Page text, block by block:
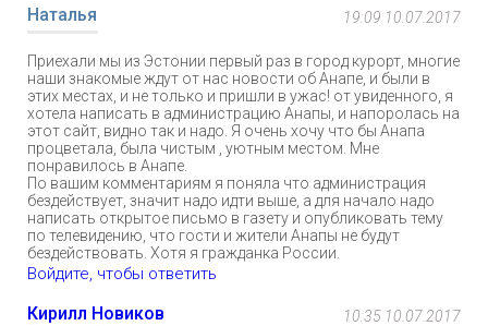
Наталья 19:09 10.07.2017
Приехали мы из Эстонии первый раз в город курорт, многие
наши знакомые ждут от нас новости об Анапе, и были в
этих местах, и не только и пришли в ужас! от увиденного, я
хотела написать в администрацию Анапы, и напоролась на
этот сайт, видно так и надо. Я очень хочу что бы Анапа
процветала, была чистым , уютным местом. Мне
понравилось в Анапе.
По вашим комментариям я поняла что администрация
бездействует, значит надо идти выше, а для начало надо
написать открытое письмо в газету и опубликовать тему
по телевидению, что гости и жители Анапы не будут
бездействовать. Хотя я гражданка России.
Войдите, чтобы ответить
Кирилл Новиков 10:35 10.07.2017